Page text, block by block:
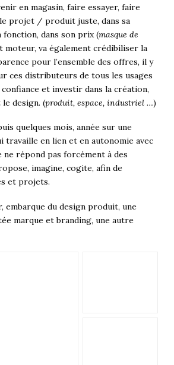
en magasin, faire essayer, faire
projet / produit juste, dans sa
fonction, dans son prix (masque de
moteur, va également crédibiliser la
pour l’ensemble des offres, il y
ces distributeurs de tous les usages
et investir dans la création,
le design. (produit, espace, industriel …)
quelques mois, année sur une
travaille en lien et en autonomie avec
ne répond pas forcément à des
imagine, cogite, afin de
et projets.
embarque du design produit, une
marque et branding, une autre